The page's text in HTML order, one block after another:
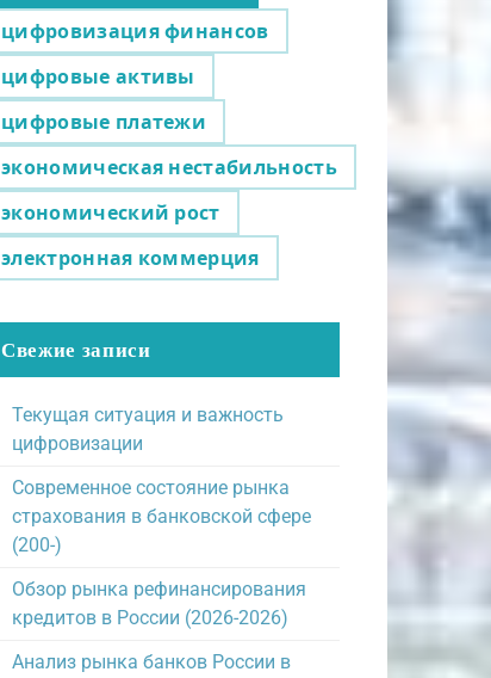
цифровизация финансов
цифровые активы
цифровые платежи
экономическая нестабильность
экономический рост
электронная коммерция
Свежие записи
Текущая ситуация и важность
цифровизации
Современное состояние рынка
страхования в банковской сфере
(200-)
Обзор рынка рефинансирования
кредитов в России (2026-2026)
Анализ рынка банков России в